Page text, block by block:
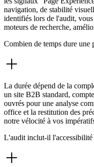
navigation, de stabilité
identifiés lors de l'audit,
moteurs de recherche,
Combien de temps dure une
La durée dépend de la
un site B2B standard,
ouvrés pour une analyse
office et la restitution des
notre vélocité à vos
L'audit inclut-il l'accessibilité